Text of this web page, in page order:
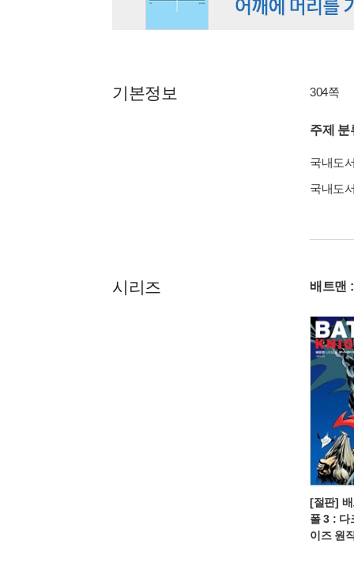
기본정보 304쪽
주제 분
국내도
국내도
시리즈 배트맨
[절판]
폴 3 : 다
이즈 원